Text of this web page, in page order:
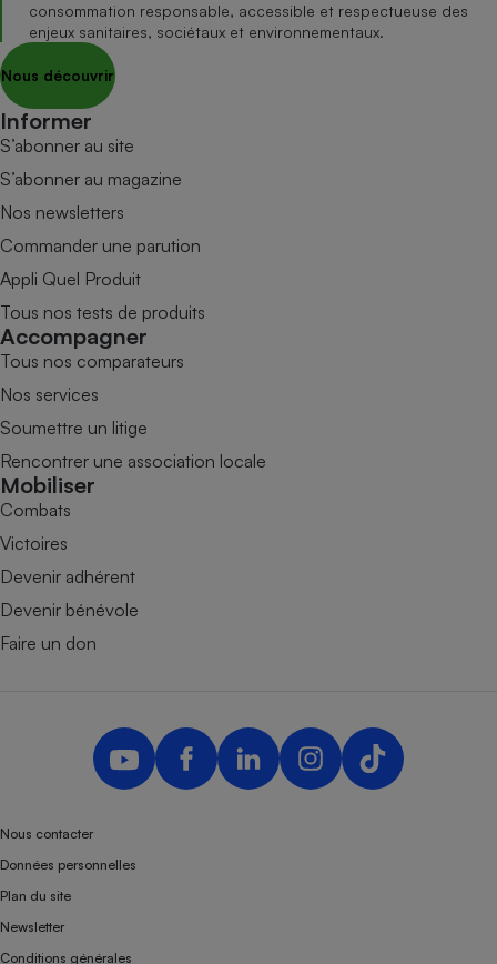
consommation responsable, accessible et respectueuse des
enjeux sanitaires, sociétaux et environnementaux.
Nous découvrir
Informer
S’abonner au site
S’abonner au magazine
Nos newsletters
Commander une parution
Appli Quel Produit
Tous nos tests de produits
Accompagner
Tous nos comparateurs
Nos services
Soumettre un litige
Rencontrer une association locale
Mobiliser
Combats
Victoires
Devenir adhérent
Devenir bénévole
Faire un don
Nous contacter
Données personnelles
Plan du site
Newsletter
Conditions générales